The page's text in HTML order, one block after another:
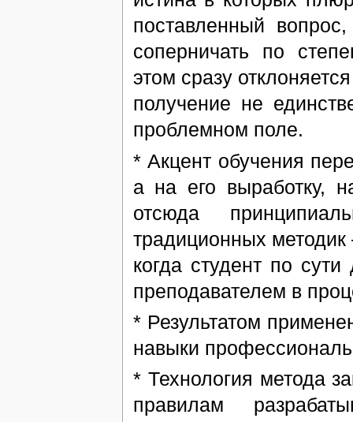
поставленный
соперничать по
этом сразу
получение не
проблемном поле.
* Акцент обучения
а на его выработку,
отсюда
традиционных
когда студент по
преподавателем в
* Результатом
навыки
* Технология метода
правилам